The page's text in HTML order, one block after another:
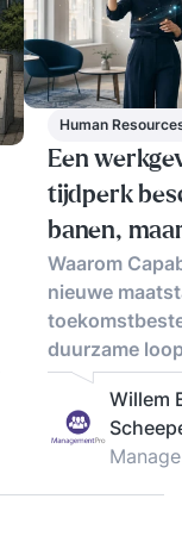
Human
Een
tijdperk
banen,
Vermogen
Waarom
nieuwe
duurzame
Willem